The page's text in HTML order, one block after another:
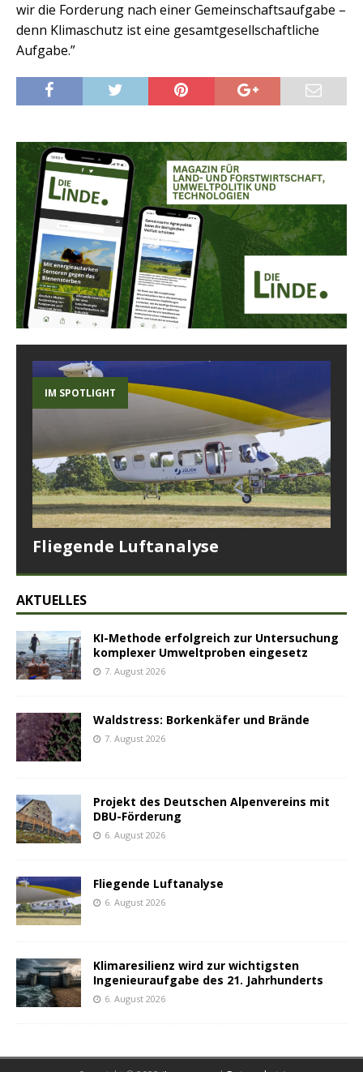
wir die Forderung nach einer Gemeinschaftsaufgabe –
denn Klimaschutz ist eine gesamtgesellschaftliche
Aufgabe.”
IM SPOTLIGHT
Fliegende Luftanalyse
AKTUELLES
KI-Methode erfolgreich zur Untersuchung
komplexer Umweltproben eingesetz
7. August 2026
Waldstress: Borkenkäfer und Brände
7. August 2026
Projekt des Deutschen Alpenvereins mit
DBU-Förderung
6. August 2026
Fliegende Luftanalyse
6. August 2026
Klimaresilienz wird zur wichtigsten
Ingenieuraufgabe des 21. Jahrhunderts
6. August 2026